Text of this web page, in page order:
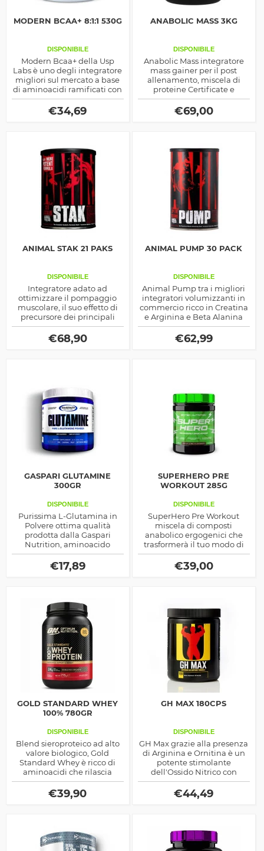
MODERN BCAA+ 8:1:1 530G
DISPONIBILE
Modern Bcaa+ della Usp
Labs è uno degli integratore
migliori sul mercato a base
di aminoacidi ramificati con
un rapporto 8:1:1 ed aggiunta
di Glutammina ed elettroliti.
€34,69
ANABOLIC MASS 3KG
DISPONIBILE
Anabolic Mass integratore
mass gainer per il post
allenamento, miscela di
proteine Certificate e
Brevettate e carboidrati
arricchita con stimolatori
ormonali, taurina, creatina,
€69,00
ANIMAL STAK 21 PAKS
DISPONIBILE
Integratore adato ad
ottimizzare il pompaggio
muscolare, il suo effetto di
precursore dei principali
ormoni anabolici e lipolitici
lo rendono uno dei migliori
precursori ormonali in
€68,90
ANIMAL PUMP 30 PACK
DISPONIBILE
Animal Pump tra i migliori
integratori volumizzanti in
commercio ricco in Creatina
e Arginina e Beta Alanina
prodotto dalla linea Animal,
by Universal Nutrition
€62,99
GASPARI GLUTAMINE
300GR
DISPONIBILE
Purissima L-Glutamina in
Polvere ottima qualità
prodotta dalla Gaspari
Nutrition, aminoacido
fondamentale per
promuovere il recupero
muscolare
€17,89
SUPERHERO PRE
WORKOUT 285G
DISPONIBILE
SuperHero Pre Workout
miscela di composti
anabolico ergogenici che
trasformerà il tuo modo di
allenarti, utilizzalo con
cautela nelle prime
assunzioni, è potentissimo!
€39,00
GOLD STANDARD WHEY
100% 780GR
DISPONIBILE
Blend sieroproteico ad alto
valore biologico, Gold
Standard Whey è ricco di
aminoacidi che rilascia
velocemente.
€39,90
GH MAX 180CPS
DISPONIBILE
GH Max grazie alla presenza
di Arginina e Ornitina è un
potente stimolante
dell'Ossido Nitrico con
minerali ed estratti vegetali
prodotto dalle Universal
Nutrition
€44,49